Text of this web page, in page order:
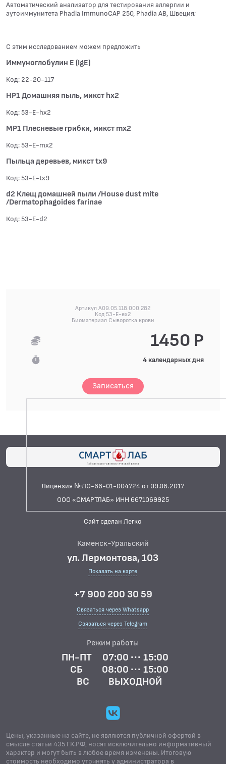
Автоматический анализатор для тестирования аллергии и
аутоиммунитета Phadia ImmunoCAP 250, Phadia АВ, Швеция;
С этим исследованием можем предложить
Иммуноглобулин Е (IgE)
Код: 22-20-117
HP1 Домашняя пыль, микст hx2
Код: 53-E-hx2
MP1 Плесневые грибки, микст mx2
Код: 53-E-mx2
Пыльца деревьев, микст tx9
Код: 53-E-tx9
d2 Клещ домашней пыли /House dust mite
/Dermatophagoides farinae
Код: 53-E-d2
Артикул A09.05.118.000.282
Код 53-E-ex2
Биоматериал Сыворотка крови
1450 Р
4 календарных дня
Записаться
Лицензия №ЛО-66-01-004724 от 09.06.2017
ООО «СМАРТЛАБ» ИНН 6671069925
Сайт сделан Легко
Каменск-Уральский
ул. Лермонтова, 103
Показать на карте
+7 900 200 30 59
Связаться через Whatsapp
Связаться через Telegram
Режим работы
ПН-ПТ
07:00 ··· 15:00
СБ
08:00 ··· 15:00
ВС
ВЫХОДНОЙ
Цены, указанные на сайте, не являются публичной офертой в
смысле статьи 435 ГК.РФ, носят исключительно информативный
характер и могут быть в любое время изменены. Итоговую
стоимость необходимо уточнять у администратора в